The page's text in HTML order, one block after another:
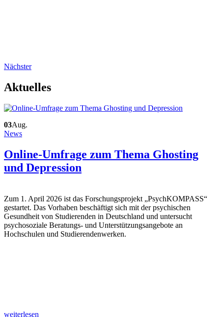
Nächster
Aktuelles
03Aug.
News
Online-Umfrage zum Thema Ghosting
und Depression
Zum 1. April 2026 ist das Forschungsprojekt „PsychKOMPASS“
gestartet. Das Vorhaben beschäftigt sich mit der psychischen
Gesundheit von Studierenden in Deutschland und untersucht
psychosoziale Beratungs- und Unterstützungsangebote an
Hochschulen und Studierendenwerken.
weiterlesen